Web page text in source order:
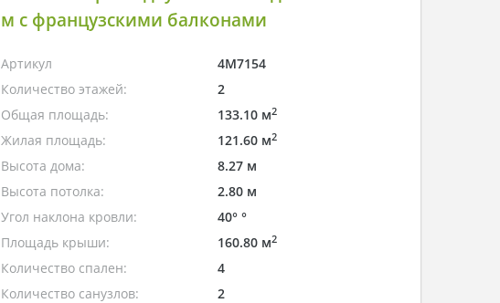
м с французскими балконами
Артикул
4M7154
Количество этажей:
2
Общая площадь:
133.10 м2
Жилая площадь: 121.60 м2
Высота дома:
8.27 м
Высота потолка:
2.80 м
Угол наклона кровли:
40° °
Площадь крыши:
160.80 м2
Количество спален:
4
Количество санузлов:
2